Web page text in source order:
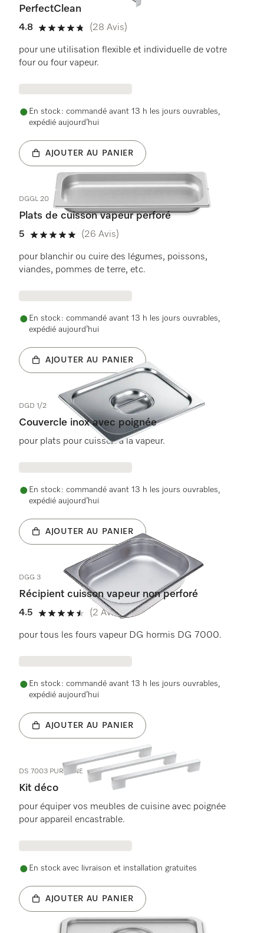
PerfectClean
4.8
4.8 étoiles sur 5
(28 Avis)
pour une utilisation flexible et individuelle de votre
four ou four vapeur.
En stock : commandé avant 13 h les jours ouvrables,
expédié aujourd’hui
AJOUTER AU PANIER
DGGL 20
Plats de cuisson vapeur perforé
5
5 étoiles sur 5
(26 Avis)
pour blanchir ou cuire des légumes, poissons,
viandes, pommes de terre, etc.
En stock : commandé avant 13 h les jours ouvrables,
expédié aujourd’hui
AJOUTER AU PANIER
DGD 1/2
Couvercle inox avec poignée
pour plats pour cuisson à la vapeur.
En stock : commandé avant 13 h les jours ouvrables,
expédié aujourd’hui
AJOUTER AU PANIER
DGG 3
Récipient cuisson vapeur non perforé
4.5
4.5 étoiles sur 5
(2 Avis)
pour tous les fours vapeur DG hormis DG 7000.
En stock : commandé avant 13 h les jours ouvrables,
expédié aujourd’hui
AJOUTER AU PANIER
DS 7003 PURELINE
Kit déco
pour équiper vos meubles de cuisine avec poignée
pour appareil encastrable.
En stock avec livraison et installation gratuites
AJOUTER AU PANIER